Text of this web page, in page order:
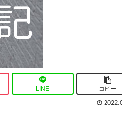
LINE コピー